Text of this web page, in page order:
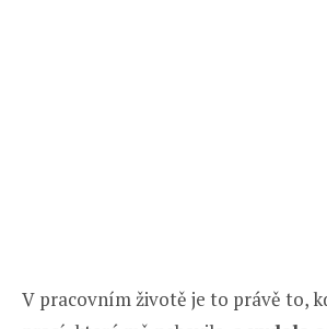
V pracovním životě je to právě to,